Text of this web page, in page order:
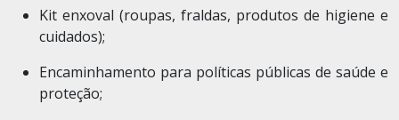
Kit enxoval (roupas, fraldas, produtos de higiene e
cuidados);
Encaminhamento para políticas públicas de saúde e
proteção;